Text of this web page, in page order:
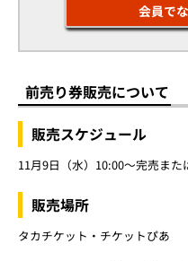
会員で
前売り券販売について
販売スケジュール
11月9日（水）10:00～完売ま
販売場所
タカチケット・チケットぴあ